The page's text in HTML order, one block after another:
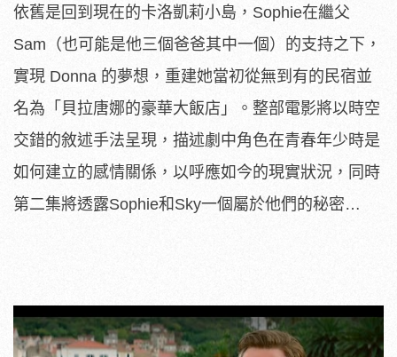
依舊是回到現在的卡洛凱莉小島，Sophie在繼父
Sam（也可能是他三個爸爸其中一個）的支持之下，
實現 Donna 的夢想，重建她當初從無到有的民宿並
名為「貝拉唐娜的豪華大飯店」。整部電影將以時空
交錯的敘述手法呈現，描述劇中角色在青春年少時是
如何建立的感情關係，以呼應如今的現實狀況，同時
第二集將透露Sophie和Sky一個屬於他們的秘密…